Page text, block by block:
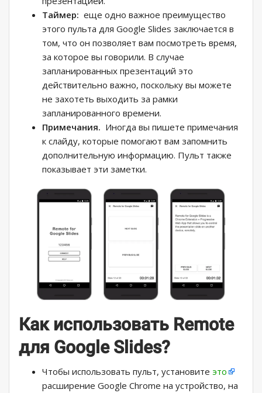
Таймер: еще одно важное преимущество
этого пульта для Google Slides заключается в
том, что он позволяет вам посмотреть время,
за которое вы говорили. В случае
запланированных презентаций это
действительно важно, поскольку вы можете
не захотеть выходить за рамки
запланированного времени.
Примечания. Иногда вы пишете примечания
к слайду, которые помогают вам запомнить
дополнительную информацию. Пульт также
показывает эти заметки.
Как использовать Remote
для Google Slides?
Чтобы использовать пульт, установите это
расширение Google Chrome на устройство, на